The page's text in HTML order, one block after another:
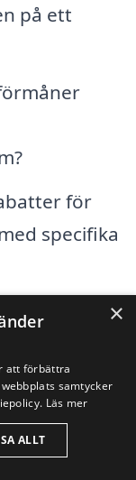
på ett
för
specifika
samla
en
×
att förbättra
samtycker
Läs mer
ALLT